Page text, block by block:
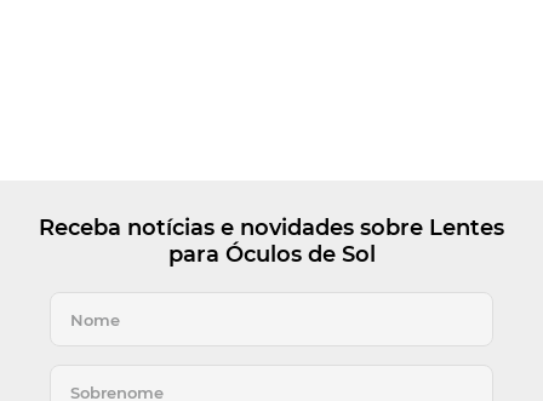
Receba notícias e novidades sobre Lentes
para Óculos de Sol